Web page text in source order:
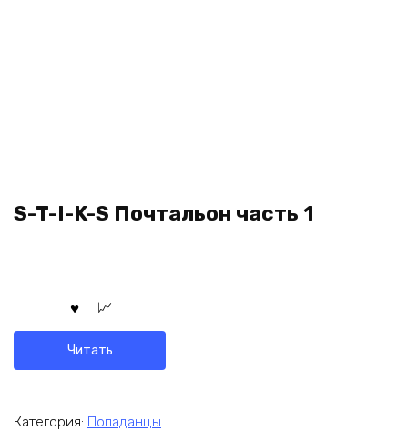
S-T-I-K-S Почтальон часть 1
Читать
Категория: Попаданцы